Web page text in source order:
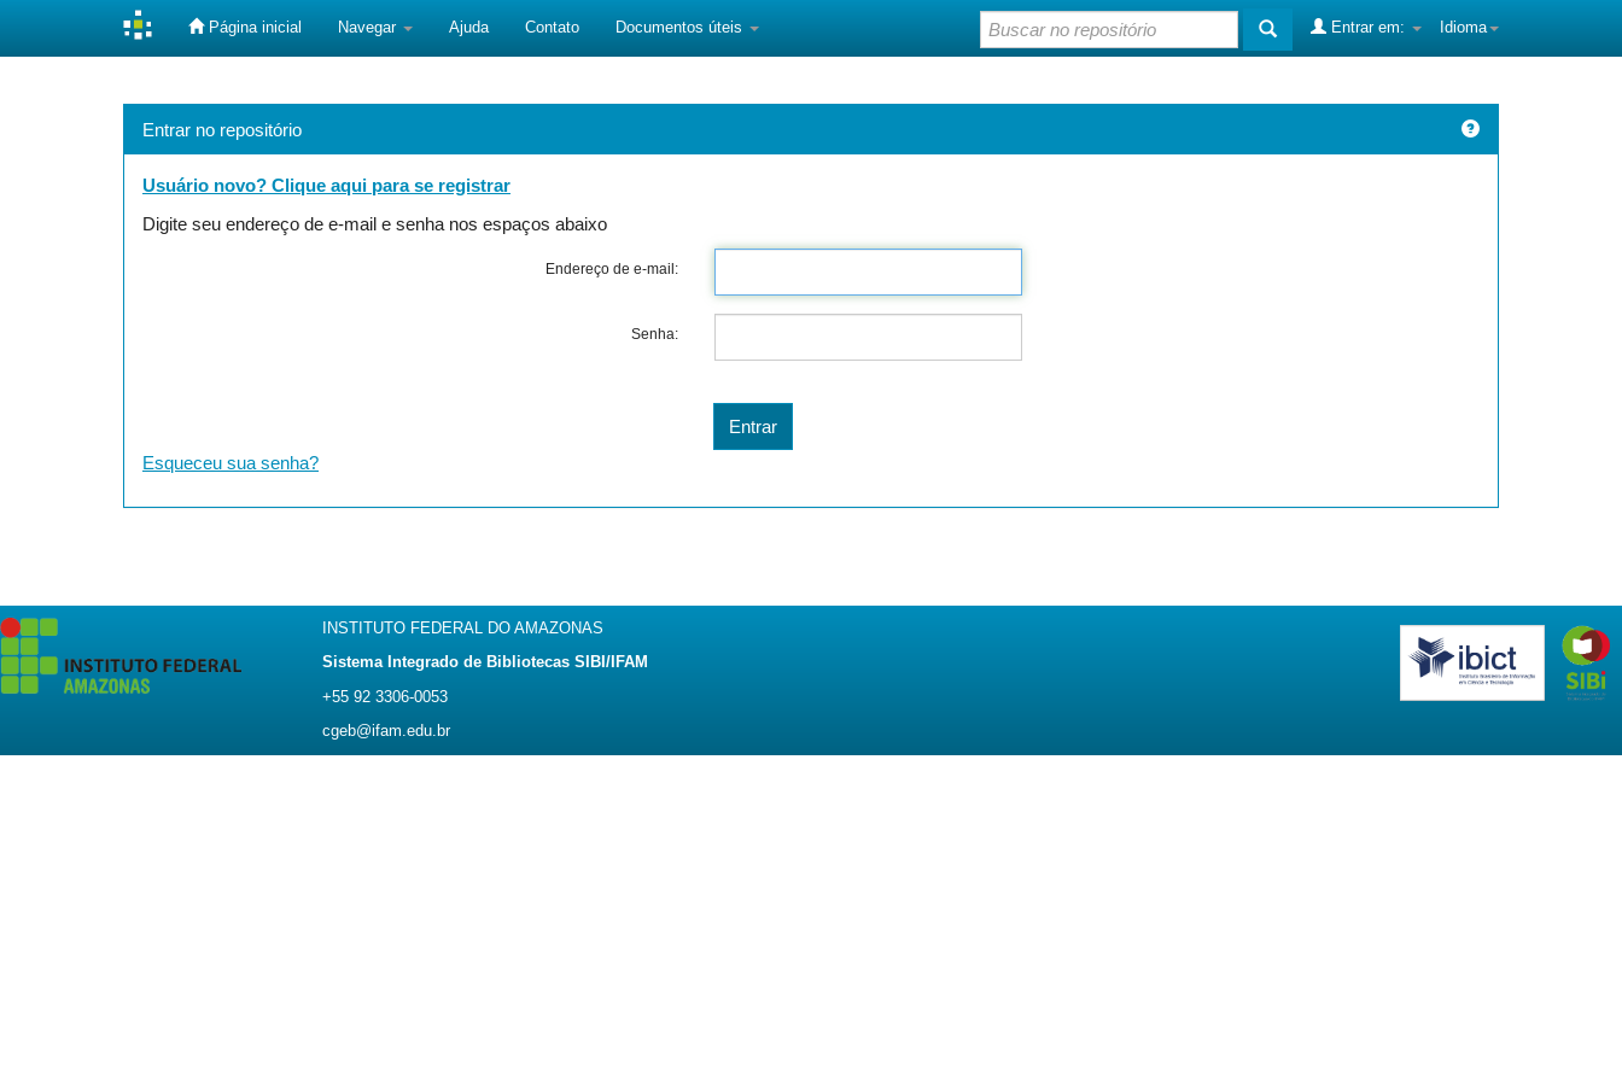
Página inicial Navegar Ajuda Contato Documentos úteis Idioma
Entrar em:
Entrar no repositório
Usuário novo? Clique aqui para se registrar
Digite seu endereço de e-mail e senha nos espaços abaixo
Endereço de e-mail:
Senha:
Esqueceu sua senha?
INSTITUTO FEDERAL DO AMAZONAS
Sistema Integrado de Bibliotecas SIBI/IFAM
+55 92 3306-0053
cgeb@ifam.edu.br